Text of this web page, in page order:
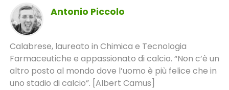
Antonio Piccolo
Calabrese, laureato in Chimica e Tecnologia
Farmaceutiche e appassionato di calcio. “Non c’è un
altro posto al mondo dove l’uomo è più felice che in
uno stadio di calcio”. [Albert Camus]